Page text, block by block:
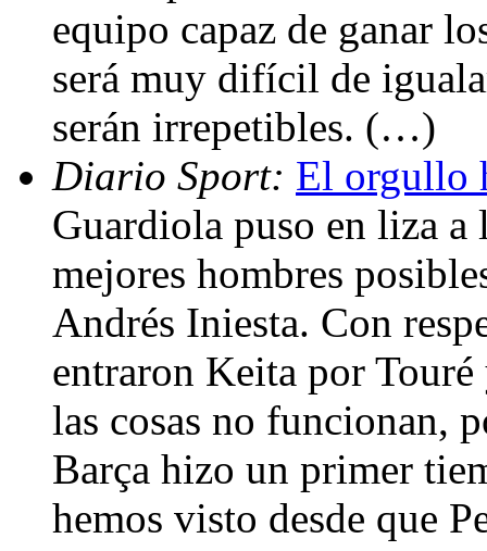
equipo capaz de ganar
será muy difícil de
serán irrepetibles. (…)
Diario Sport: El orgullo
Guardiola puso en liza a
mejores hombres
Andrés Iniesta. Con
entraron Keita por
las cosas no funcionan,
Barça hizo un primer
hemos visto desde que